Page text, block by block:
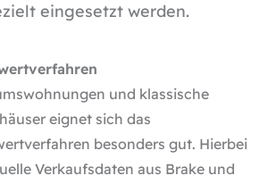
eingesetzt werden.
und klassische
eignet sich das
besonders gut. Hierbei
Verkaufsdaten aus Brake und